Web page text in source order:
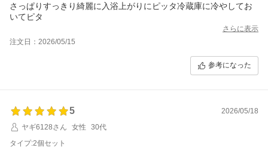
さっぱりすっきり綺麗に入浴上がりにピッタ冷蔵庫に冷やしてお
いてピタ
さらに表示
注文日：2026/05/15
参考になった
5
2026/05/18
ヤギ6128さん
女性
30代
タイプ:2個セット